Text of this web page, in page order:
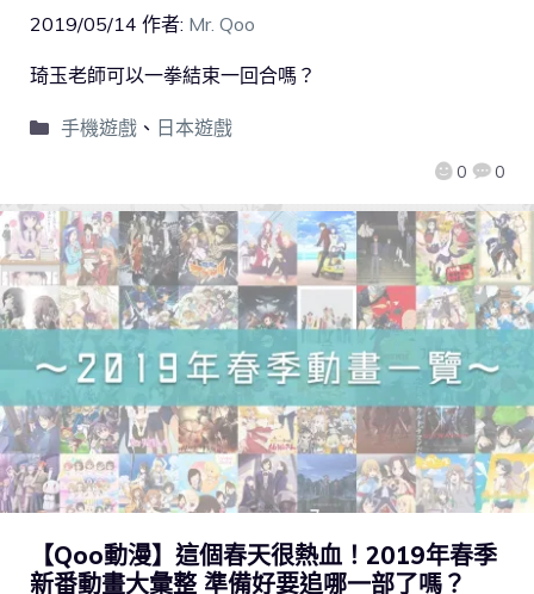
2019/05/14 作者: Mr. Qoo
0 0
琦玉老師可以一拳結束一回合嗎？
手機遊戲、 日本遊戲
【Qoo動漫】這個春天很熱血！2019年春季
新番動畫大彙整 準備好要追哪一部了嗎？